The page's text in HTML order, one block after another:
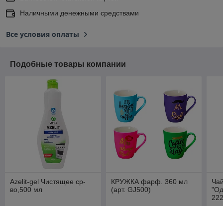
Наличными денежными средствами
Все условия оплаты
Подобные товары компании
Azelit-gel Чистящее ср-
во,500 мл
КРУЖКА фарф. 360 мл
(арт. GJ500)